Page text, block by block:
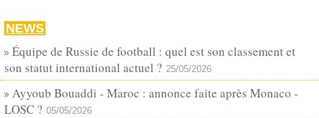
NEWS
Équipe de Russie de football : quel est son classement et
son statut international actuel ? 25/05/2026
Ayyoub Bouaddi - Maroc : annonce faite après Monaco -
LOSC ? 05/05/2026